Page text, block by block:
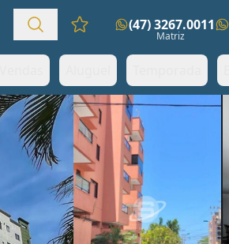
Favoritos (0 itens)
(47) 3267.0011
Matriz